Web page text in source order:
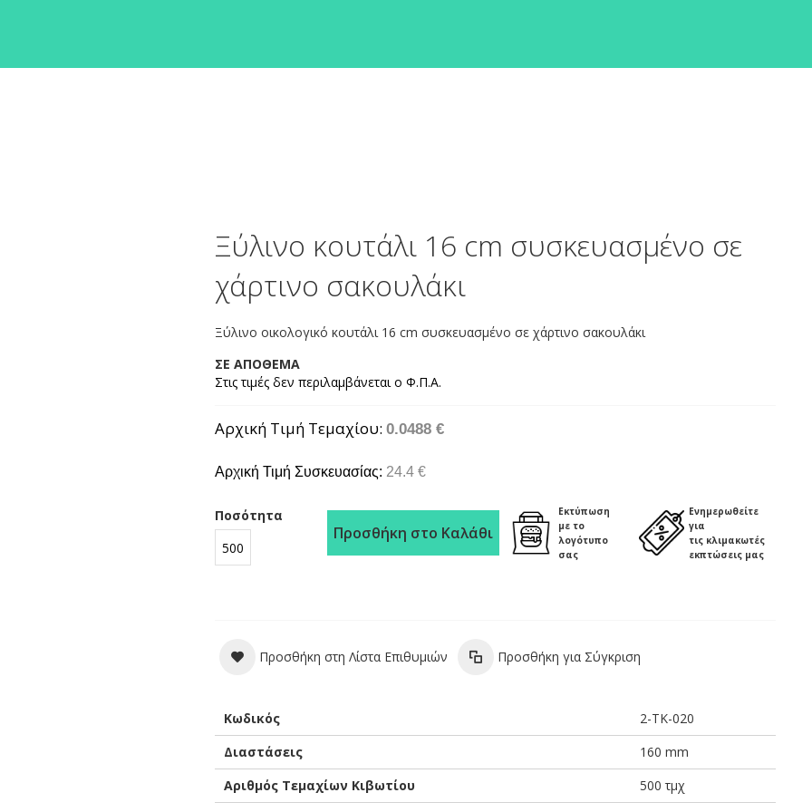
Ξύλινο κουτάλι 16 cm συσκευασμένο σε
χάρτινο σακουλάκι
Ξύλινο οικολογικό κουτάλι 16 cm συσκευασμένο σε χάρτινο σακουλάκι
ΣΕ ΑΠΟΘΕΜΑ
Αρχική Τιμή Τεμαχίου 0.0488 €
Αρχική Τιμή Συσκευασίας: 24.4 €
Ποσότητα
Προσθήκη στο Καλάθι
Εκτύπωση
με το
λογότυπο
σας
Ενημερωθείτε
για
τις κλιμακωτές
εκπτώσεις μας
Προσθήκη στη Λίστα Επιθυμιών Προσθήκη για Σύγκριση
Περισσότερες
Πληροφορίες
Κωδικός
2-TK-020
Διαστάσεις
160 mm
Αριθμός Τεμαχίων Κιβωτίου
500 τμχ